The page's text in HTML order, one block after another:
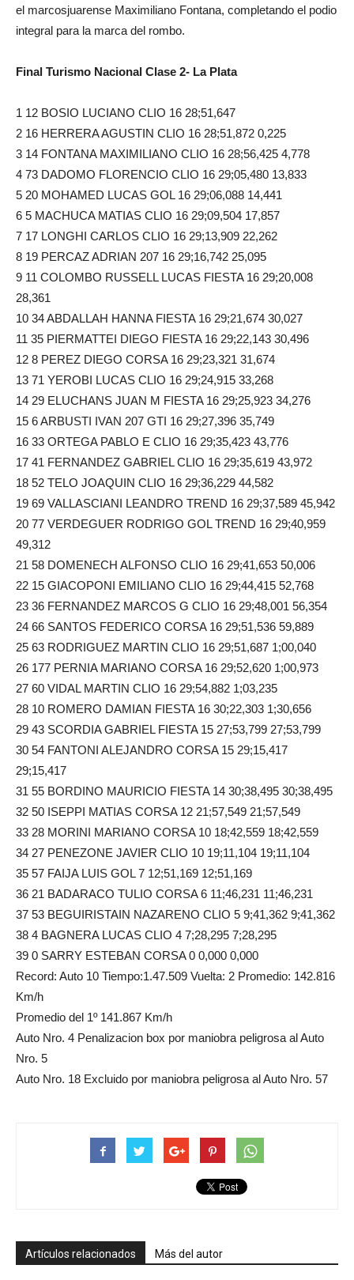
el marcosjuarense Maximiliano Fontana, completando el podio
integral para la marca del rombo.
Final Turismo Nacional Clase 2- La Plata
1 12 BOSIO LUCIANO CLIO 16 28;51,647
2 16 HERRERA AGUSTIN CLIO 16 28;51,872 0,225
3 14 FONTANA MAXIMILIANO CLIO 16 28;56,425 4,778
4 73 DADOMO FLORENCIO CLIO 16 29;05,480 13,833
5 20 MOHAMED LUCAS GOL 16 29;06,088 14,441
6 5 MACHUCA MATIAS CLIO 16 29;09,504 17,857
7 17 LONGHI CARLOS CLIO 16 29;13,909 22,262
8 19 PERCAZ ADRIAN 207 16 29;16,742 25,095
9 11 COLOMBO RUSSELL LUCAS FIESTA 16 29;20,008
28,361
10 34 ABDALLAH HANNA FIESTA 16 29;21,674 30,027
11 35 PIERMATTEI DIEGO FIESTA 16 29;22,143 30,496
12 8 PEREZ DIEGO CORSA 16 29;23,321 31,674
13 71 YEROBI LUCAS CLIO 16 29;24,915 33,268
14 29 ELUCHANS JUAN M FIESTA 16 29;25,923 34,276
15 6 ARBUSTI IVAN 207 GTI 16 29;27,396 35,749
16 33 ORTEGA PABLO E CLIO 16 29;35,423 43,776
17 41 FERNANDEZ GABRIEL CLIO 16 29;35,619 43,972
18 52 TELO JOAQUIN CLIO 16 29;36,229 44,582
19 69 VALLASCIANI LEANDRO TREND 16 29;37,589 45,942
20 77 VERDEGUER RODRIGO GOL TREND 16 29;40,959
49,312
21 58 DOMENECH ALFONSO CLIO 16 29;41,653 50,006
22 15 GIACOPONI EMILIANO CLIO 16 29;44,415 52,768
23 36 FERNANDEZ MARCOS G CLIO 16 29;48,001 56,354
24 66 SANTOS FEDERICO CORSA 16 29;51,536 59,889
25 63 RODRIGUEZ MARTIN CLIO 16 29;51,687 1;00,040
26 177 PERNIA MARIANO CORSA 16 29;52,620 1;00,973
27 60 VIDAL MARTIN CLIO 16 29;54,882 1;03,235
28 10 ROMERO DAMIAN FIESTA 16 30;22,303 1;30,656
29 43 SCORDIA GABRIEL FIESTA 15 27;53,799 27;53,799
30 54 FANTONI ALEJANDRO CORSA 15 29;15,417
29;15,417
31 55 BORDINO MAURICIO FIESTA 14 30;38,495 30;38,495
32 50 ISEPPI MATIAS CORSA 12 21;57,549 21;57,549
33 28 MORINI MARIANO CORSA 10 18;42,559 18;42,559
34 27 PENEZONE JAVIER CLIO 10 19;11,104 19;11,104
35 57 FAIJA LUIS GOL 7 12;51,169 12;51,169
36 21 BADARACO TULIO CORSA 6 11;46,231 11;46,231
37 53 BEGUIRISTAIN NAZARENO CLIO 5 9;41,362 9;41,362
38 4 BAGNERA LUCAS CLIO 4 7;28,295 7;28,295
39 0 SARRY ESTEBAN CORSA 0 0,000 0,000
Record: Auto 10 Tiempo:1.47.509 Vuelta: 2 Promedio: 142.816
Km/h
Promedio del 1º 141.867 Km/h
Auto Nro. 4 Penalizacion box por maniobra peligrosa al Auto
Nro. 5
Auto Nro. 18 Excluido por maniobra peligrosa al Auto Nro. 57
Artículos relacionados Más del autor